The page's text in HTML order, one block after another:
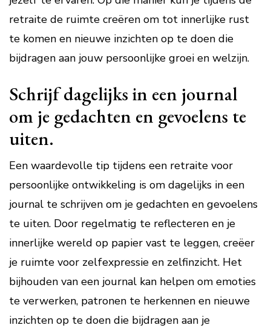
retraite de ruimte creëren om tot innerlijke rust
te komen en nieuwe inzichten op te doen die
bijdragen aan jouw persoonlijke groei en welzijn.
Schrijf dagelijks in een journal
om je gedachten en gevoelens te
uiten.
Een waardevolle tip tijdens een retraite voor
persoonlijke ontwikkeling is om dagelijks in een
journal te schrijven om je gedachten en gevoelens
te uiten. Door regelmatig te reflecteren en je
innerlijke wereld op papier vast te leggen, creëer
je ruimte voor zelfexpressie en zelfinzicht. Het
bijhouden van een journal kan helpen om emoties
te verwerken, patronen te herkennen en nieuwe
inzichten op te doen die bijdragen aan je